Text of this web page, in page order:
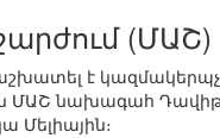
(ՄԱՇ)
աշխատել է
ՄԱՇ նախագահ